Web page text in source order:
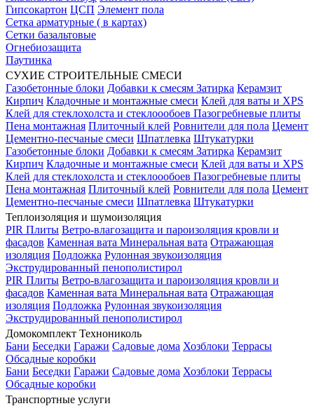
Гипсокартон ЦСП Элемент пола
Сетка арматурные ( в картах)
Сетки базальтовые
Огнебиозащита
Паутинка
СУХИЕ СТРОИТЕЛЬНЫЕ СМЕСИ
Газобетонные блоки Добавки к смесям Затирка Керамзит
Кирпич Кладочные и монтажные смеси Клей для ваты и XPS
Клей для стеклохолста и стеклоообоев Пазогребневые плиты
Пена монтажная Плиточный клей Ровнители для пола Цемент
Цементно-песчаные смеси Шпатлевка Штукатурки
Газобетонные блоки Добавки к смесям Затирка Керамзит
Кирпич Кладочные и монтажные смеси Клей для ваты и XPS
Клей для стеклохолста и стеклоообоев Пазогребневые плиты
Пена монтажная Плиточный клей Ровнители для пола Цемент
Цементно-песчаные смеси Шпатлевка Штукатурки
Теплоизоляция и шумоизоляция
PIR Плиты Ветро-влагозащита и пароизоляция кровли и
фасадов Каменная вата Минеральная вата Отражающая
изоляция Подложка Рулонная звукоизоляция
Экструдированный пенополистирол
PIR Плиты Ветро-влагозащита и пароизоляция кровли и
фасадов Каменная вата Минеральная вата Отражающая
изоляция Подложка Рулонная звукоизоляция
Экструдированный пенополистирол
Домокомплект Технониколь
Бани Беседки Гаражи Садовые дома Хозблоки Террасы
Обсадные коробки
Бани Беседки Гаражи Садовые дома Хозблоки Террасы
Обсадные коробки
Транспортные услуги